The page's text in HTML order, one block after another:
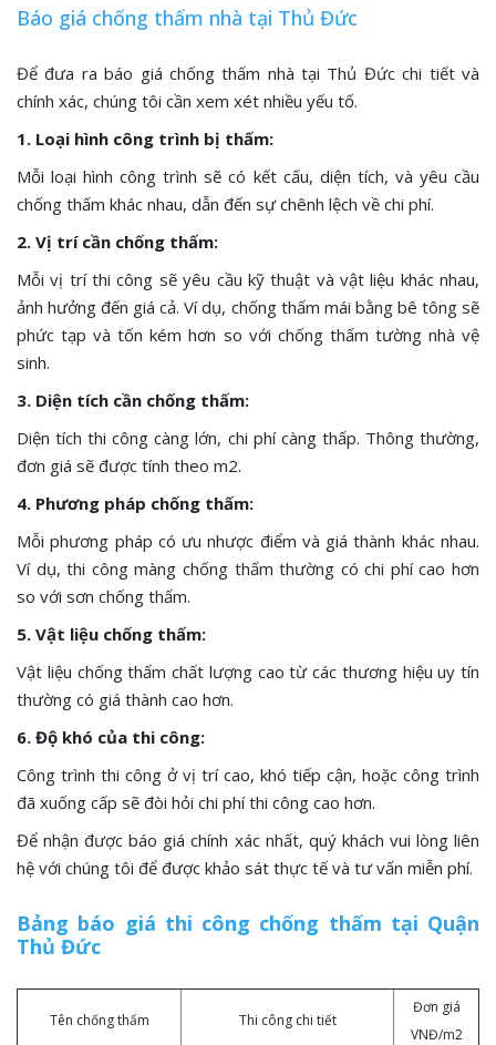
Báo giá chống thấm nhà tại Thủ Đức
Để đưa ra báo giá chống thấm nhà tại Thủ Đức chi tiết và
chính xác, chúng tôi cần xem xét nhiều yếu tố.
1. Loại hình công trình bị thấm:
Mỗi loại hình công trình sẽ có kết cấu, diện tích, và yêu cầu
chống thấm khác nhau, dẫn đến sự chênh lệch về chi phí.
2. Vị trí cần chống thấm:
Mỗi vị trí thi công sẽ yêu cầu kỹ thuật và vật liệu khác nhau,
ảnh hưởng đến giá cả. Ví dụ, chống thấm mái bằng bê tông sẽ
phức tạp và tốn kém hơn so với chống thấm tường nhà vệ
sinh.
3. Diện tích cần chống thấm:
Diện tích thi công càng lớn, chi phí càng thấp. Thông thường,
đơn giá sẽ được tính theo m2.
4. Phương pháp chống thấm:
Mỗi phương pháp có ưu nhược điểm và giá thành khác nhau.
Ví dụ, thi công màng chống thấm thường có chi phí cao hơn
so với sơn chống thấm.
5. Vật liệu chống thấm:
Vật liệu chống thấm chất lượng cao từ các thương hiệu uy tín
thường có giá thành cao hơn.
6. Độ khó của thi công:
Công trình thi công ở vị trí cao, khó tiếp cận, hoặc công trình
đã xuống cấp sẽ đòi hỏi chi phí thi công cao hơn.
Để nhận được báo giá chính xác nhất, quý khách vui lòng liên
hệ với chúng tôi để được khảo sát thực tế và tư vấn miễn phí.
Bảng báo giá thi công chống thấm tại Quận
Thủ Đức
Tên chống thấm Thi công chi tiết
Đơn giá
VNĐ/m2